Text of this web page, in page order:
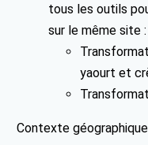
tous les outils
sur le même site :
yaourt et
Contexte